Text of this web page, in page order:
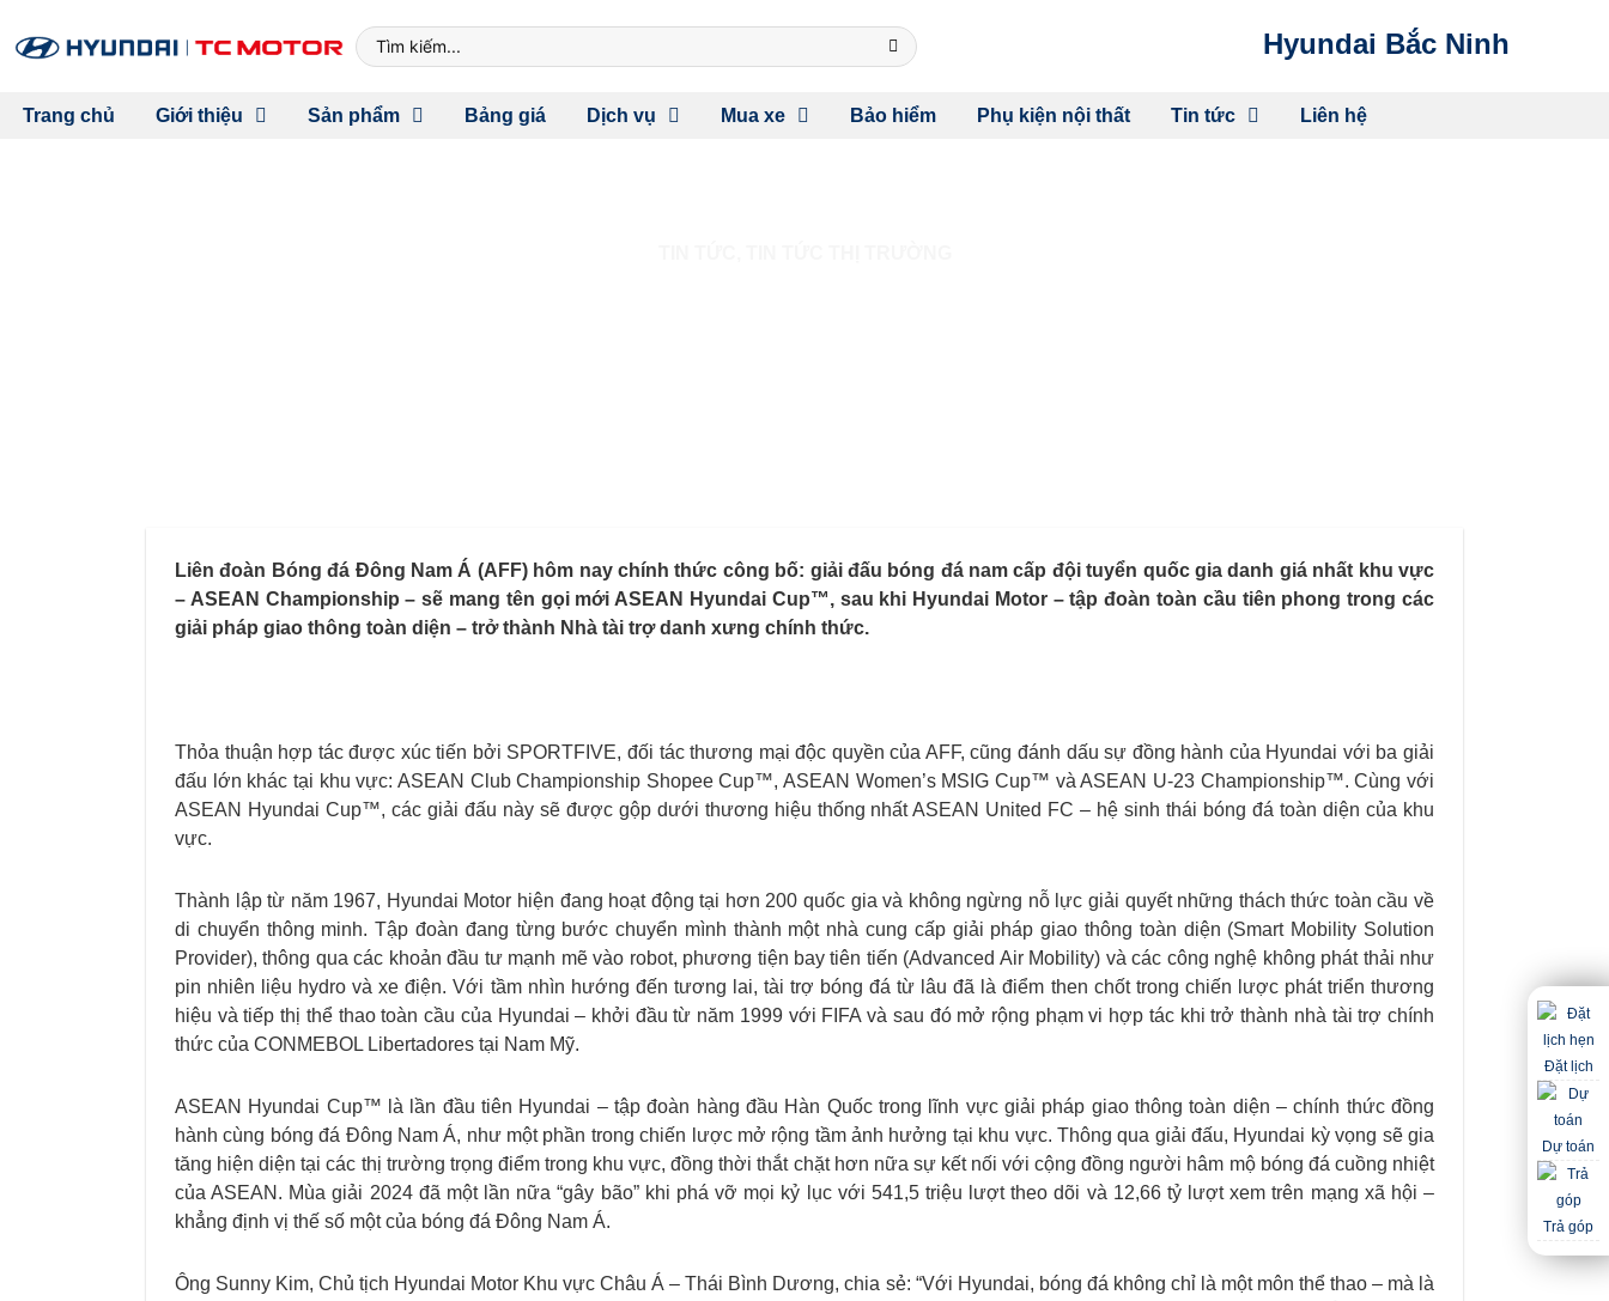
Hyundai Bắc Ninh
Trang chủ Giới thiệu Sản phẩm Bảng giá Dịch vụ Mua xe Bảo hiểm Phụ kiện nội thất Tin tức Liên hệ
Liên đoàn Bóng đá Đông Nam Á (AFF) hôm nay chính thức công bố: giải đấu bóng đá nam cấp đội tuyển quốc gia danh giá nhất khu vực
– ASEAN Championship – sẽ mang tên gọi mới ASEAN Hyundai Cup™, sau khi Hyundai Motor – tập đoàn toàn cầu tiên phong trong các
giải pháp giao thông toàn diện – trở thành Nhà tài trợ danh xưng chính thức.
Thỏa thuận hợp tác được xúc tiến bởi SPORTFIVE, đối tác thương mại độc quyền của AFF, cũng đánh dấu sự đồng hành của Hyundai với ba giải
đấu lớn khác tại khu vực: ASEAN Club Championship Shopee Cup™, ASEAN Women’s MSIG Cup™ và ASEAN U-23 Championship™. Cùng với
ASEAN Hyundai Cup™, các giải đấu này sẽ được gộp dưới thương hiệu thống nhất ASEAN United FC – hệ sinh thái bóng đá toàn diện của khu
vực.
Thành lập từ năm 1967, Hyundai Motor hiện đang hoạt động tại hơn 200 quốc gia và không ngừng nỗ lực giải quyết những thách thức toàn cầu về
di chuyển thông minh. Tập đoàn đang từng bước chuyển mình thành một nhà cung cấp giải pháp giao thông toàn diện (Smart Mobility Solution
Provider), thông qua các khoản đầu tư mạnh mẽ vào robot, phương tiện bay tiên tiến (Advanced Air Mobility) và các công nghệ không phát thải như
pin nhiên liệu hydro và xe điện. Với tầm nhìn hướng đến tương lai, tài trợ bóng đá từ lâu đã là điểm then chốt trong chiến lược phát triển thương
hiệu và tiếp thị thể thao toàn cầu của Hyundai – khởi đầu từ năm 1999 với FIFA và sau đó mở rộng phạm vi hợp tác khi trở thành nhà tài trợ chính
thức của CONMEBOL Libertadores tại Nam Mỹ.
ASEAN Hyundai Cup™ là lần đầu tiên Hyundai – tập đoàn hàng đầu Hàn Quốc trong lĩnh vực giải pháp giao thông toàn diện – chính thức đồng
hành cùng bóng đá Đông Nam Á, như một phần trong chiến lược mở rộng tầm ảnh hưởng tại khu vực. Thông qua giải đấu, Hyundai kỳ vọng sẽ gia
tăng hiện diện tại các thị trường trọng điểm trong khu vực, đồng thời thắt chặt hơn nữa sự kết nối với cộng đồng người hâm mộ bóng đá cuồng nhiệt
của ASEAN. Mùa giải 2024 đã một lần nữa “gây bão” khi phá vỡ mọi kỷ lục với 541,5 triệu lượt theo dõi và 12,66 tỷ lượt xem trên mạng xã hội –
khẳng định vị thế số một của bóng đá Đông Nam Á.
Ông Sunny Kim, Chủ tịch Hyundai Motor Khu vực Châu Á – Thái Bình Dương, chia sẻ: “Với Hyundai, bóng đá không chỉ là một môn thể thao – mà là
Đặt lịch
Dự toán
Trả góp